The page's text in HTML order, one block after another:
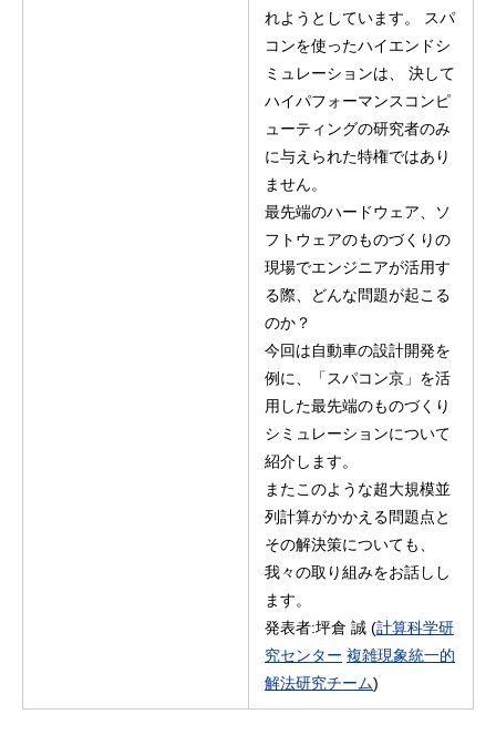
れようとしています。 スパ
コンを使ったハイエンドシ
ミュレーションは、 決して
ハイパフォーマンスコンピ
ューティングの研究者のみ
に与えられた特権ではあり
ません。
最先端のハードウェア、ソ
フトウェアのものづくりの
現場でエンジニアが活用す
る際、どんな問題が起こる
のか？
今回は自動車の設計開発を
例に、「スパコン京」を活
用した最先端のものづくり
シミュレーションについて
紹介します。
またこのような超大規模並
列計算がかかえる問題点と
その解決策についても、
我々の取り組みをお話しし
ます。
発表者:坪倉 誠 (計算科学研
究センター 複雑現象統一的
解法研究チーム)